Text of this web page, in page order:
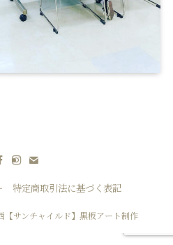
特定商取引法に基づく表記
【サンチャイルド】黒板アート制作